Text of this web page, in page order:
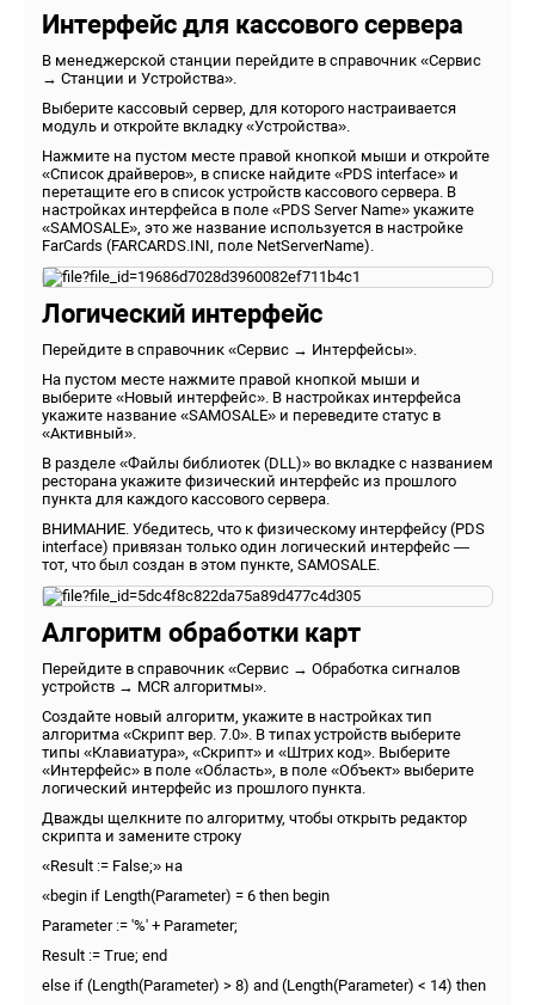
Интерфейс для кассового сервера
В менеджерской станции перейдите в справочник «Сервис
→ Станции и Устройства».
Выберите кассовый сервер, для которого настраивается
модуль и откройте вкладку «Устройства».
Нажмите на пустом месте правой кнопкой мыши и откройте
«Список драйверов», в списке найдите «PDS interface» и
перетащите его в список устройств кассового сервера. В
настройках интерфейса в поле «PDS Server Name» укажите
«SAMOSALE», это же название используется в настройке
FarCards (FARCARDS.INI, поле NetServerName).
Логический интерфейс
Перейдите в справочник «Сервис → Интерфейсы».
На пустом месте нажмите правой кнопкой мыши и
выберите «Новый интерфейс». В настройках интерфейса
укажите название «SAMOSALE» и переведите статус в
«Активный».
В разделе «Файлы библиотек (DLL)» во вкладке с названием
ресторана укажите физический интерфейс из прошлого
пункта для каждого кассового сервера.
ВНИМАНИЕ. Убедитесь, что к физическому интерфейсу (PDS
interface) привязан только один логический интерфейс —
тот, что был создан в этом пункте, SAMOSALE.
Алгоритм обработки карт
Перейдите в справочник «Сервис → Обработка сигналов
устройств → MCR алгоритмы».
Создайте новый алгоритм, укажите в настройках тип
алгоритма «Скрипт вер. 7.0». В типах устройств выберите
типы «Клавиатура», «Скрипт» и «Штрих код». Выберите
«Интерфейс» в поле «Область», в поле «Объект» выберите
логический интерфейс из прошлого пункта.
Дважды щелкните по алгоритму, чтобы открыть редактор
скрипта и замените строку
«Result := False;» на
«begin if Length(Parameter) = 6 then begin
Parameter := '%' + Parameter;
Result := True; end
else if (Length(Parameter) > 8) and (Length(Parameter) < 14) then